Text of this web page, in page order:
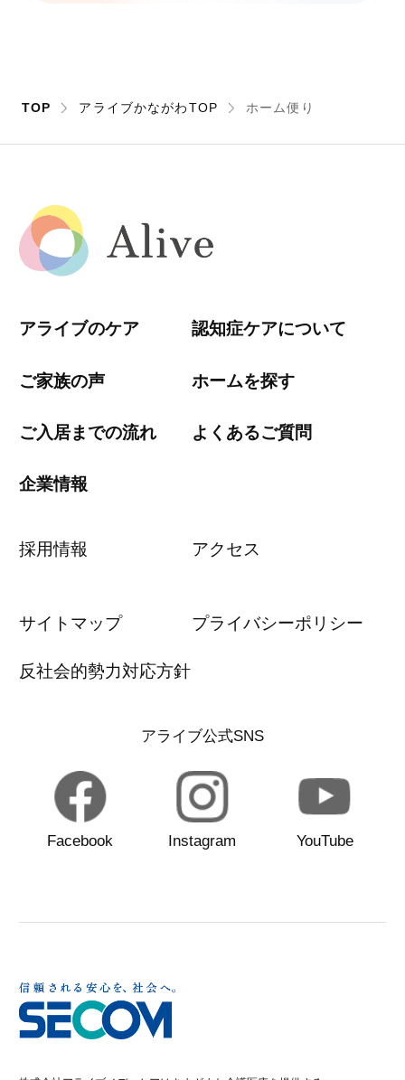
TOP アライブかながわTOP ホーム便り
アライブのケア 認知症ケアについて
ご家族の声 ホームを探す
ご入居までの流れ よくあるご質問
企業情報
採用情報 アクセス
サイトマップ プライバシーポリシー
反社会的勢力対応方針
アライブ公式SNS
Facebook Instagram YouTube